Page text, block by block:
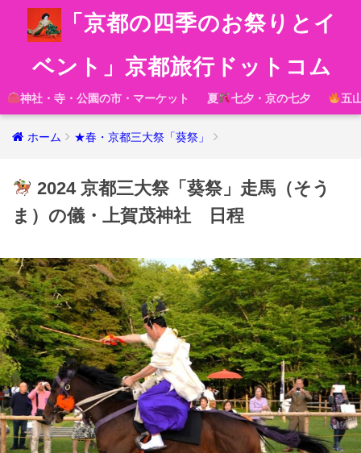
「京都の四季のお祭りとイ
ベント」京都旅行ドットコム
神社・寺・公園の市・マーケット 夏 七夕・京の七夕 五
ホーム ★春・京都三大祭「葵祭」
2024 京都三大祭「葵祭」走馬（そう
ま）の儀・上賀茂神社 日程